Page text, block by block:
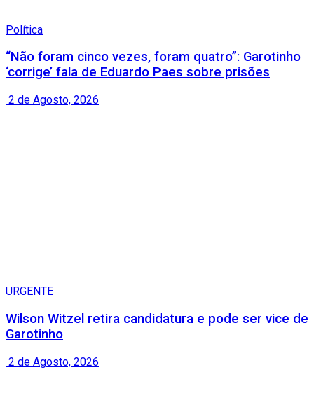
Política
“Não foram cinco vezes, foram quatro”: Garotinho
‘corrige’ fala de Eduardo Paes sobre prisões
2 de Agosto, 2026
URGENTE
Wilson Witzel retira candidatura e pode ser vice de
Garotinho
2 de Agosto, 2026